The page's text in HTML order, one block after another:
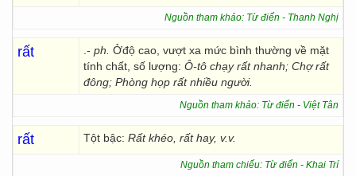
Nguồn tham khảo: Từ điển - Thanh Nghị
rất .- ph. Ởđộ cao, vượt xa mức bình thường về mặt
tính chất, số lượng: Ô-tô chạy rất nhanh; Chợ rất
đông; Phòng họp rất nhiều người.
Nguồn tham khảo: Từ điển - Việt Tân
rất Tột bậc: Rất khéo, rất hay, v.v.
Nguồn tham chiếu: Từ điển - Khai Trí